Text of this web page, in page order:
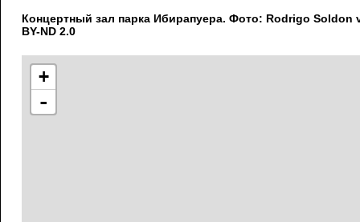
Концертный зал парка Ибирапуера. Фото: Rodrigo Soldon
BY-ND 2.0
+
-